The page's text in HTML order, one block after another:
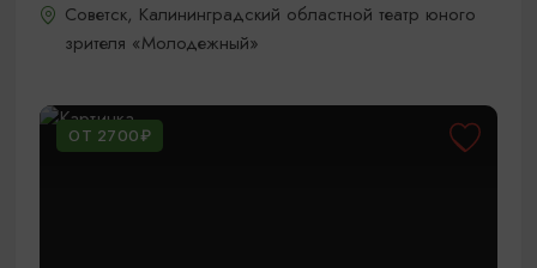
Советск, Калининградский областной театр юного
зрителя «Молодежный»
ОТ 2700₽